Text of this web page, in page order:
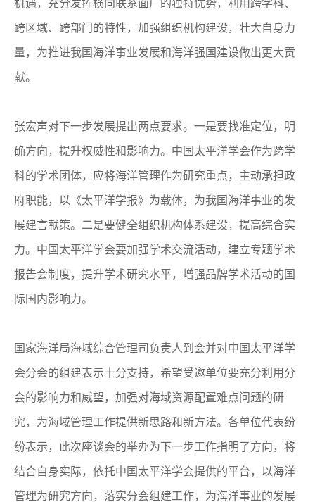
机遇，充分发挥横向联系面广的独特优势，利用跨学科、
跨区域、跨部门的特性，加强组织机构建设，壮大自身力
量，为推进我国海洋事业发展和海洋强国建设做出更大贡
献。
张宏声对下一步发展提出两点要求。一是要找准定位，明
确方向，提升权威性和影响力。中国太平洋学会作为跨学
科的学术团体，应将海洋管理作为研究重点，主动承担政
府职能，以《太平洋学报》为载体，为我国海洋事业的发
展建言献策。二是要健全组织机构体系建设，提高综合实
力。中国太平洋学会要加强学术交流活动，建立专题学术
报告会制度，提升学术研究水平，增强品牌学术活动的国
际国内影响力。
国家海洋局海域综合管理司负责人到会并对中国太平洋学
会分会的组建表示十分支持，希望受邀单位要充分利用分
会的影响力和威望，加强对海域资源配置难点问题的研
究，为海域管理工作提供新思路和新方法。各单位代表纷
纷表示，此次座谈会的举办为下一步工作指明了方向，将
结合自身实际，依托中国太平洋学会提供的平台，以海洋
管理为研究方向，落实分会组建工作，为海洋事业的发展